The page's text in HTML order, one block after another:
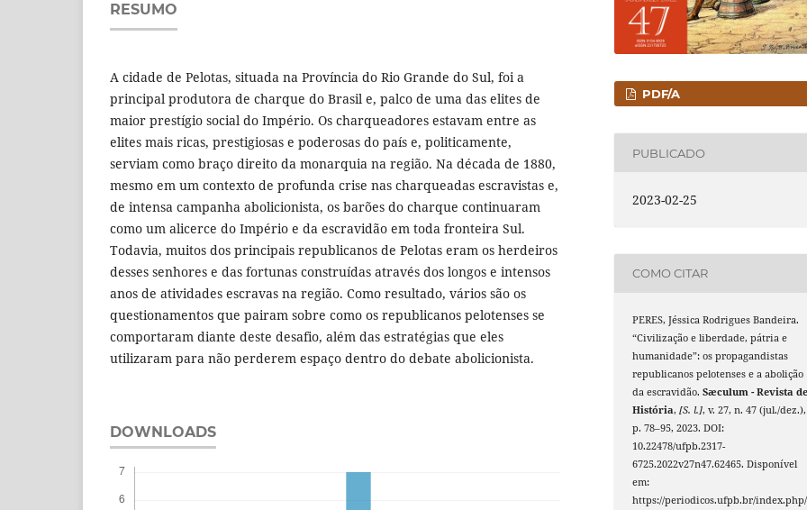
RESUMO
A cidade de Pelotas, situada na Província do Rio Grande do Sul, foi a
principal produtora de charque do Brasil e, palco de uma das elites de
maior prestígio social do Império. Os charqueadores estavam entre as
elites mais ricas, prestigiosas e poderosas do país e, politicamente,
serviam como braço direito da monarquia na região. Na década de 1880,
mesmo em um contexto de profunda crise nas charqueadas escravistas e,
de intensa campanha abolicionista, os barões do charque continuaram
como um alicerce do Império e da escravidão em toda fronteira Sul.
Todavia, muitos dos principais republicanos de Pelotas eram os herdeiros
desses senhores e das fortunas construídas através dos longos e intensos
anos de atividades escravas na região. Como resultado, vários são os
questionamentos que pairam sobre como os republicanos pelotenses se
comportaram diante deste desafio, além das estratégias que eles
utilizaram para não perderem espaço dentro do debate abolicionista.
DOWNLOADS
PDF/A
PUBLICADO
2023-02-25
COMO CITAR
PERES, Jéssica Rodrigues Bandeira.
“Civilização e liberdade, pátria e
humanidade”: os propagandistas
republicanos pelotenses e a abolição
da escravidão.Sæculum - Revista
História,[S. l.], v. 27, n. 47 (jul./dez.),
p. 78–95, 2023. DOI:
10.22478/ufpb.2317-
6725.2022v27n47.62465. Disponível
em:
https://periodicos.ufpb.br/